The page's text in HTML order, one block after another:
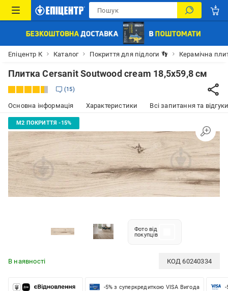
Епіцентр К Каталог Покриття для підлоги 👣 Керамічна
Плитка Cersanit Soutwood cream 18,5x59,8 см
15
Основна інформація Характеристики Всі запитання та
Фото від
покупців
В наявності КОД60240334
-5% з суперкредиткою VISA Вигода -